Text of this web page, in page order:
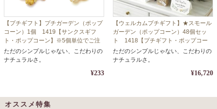
【プチギフト】プチガーデン（ポップ
コーン）1個 1419【サンクスギフ
ト・ポップコーン】※5個単位でご注
文ください
ただのシンプルじゃない、こだわりの
ナチュラルさ。
¥233
【ウェルカムプチギフト】★スモール
ガーデン（ポップコーン）48個セッ
ト 1418【プチギフト・ポップコー
ン】
ただのシンプルじゃない、こだわりの
ナチュラルさ。
¥16,720
オススメ特集